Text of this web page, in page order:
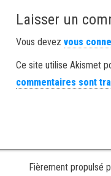
Laisser un
Vous devezvous
Ce site utilise Akismet
commentaires sont
Fièrement propulsé